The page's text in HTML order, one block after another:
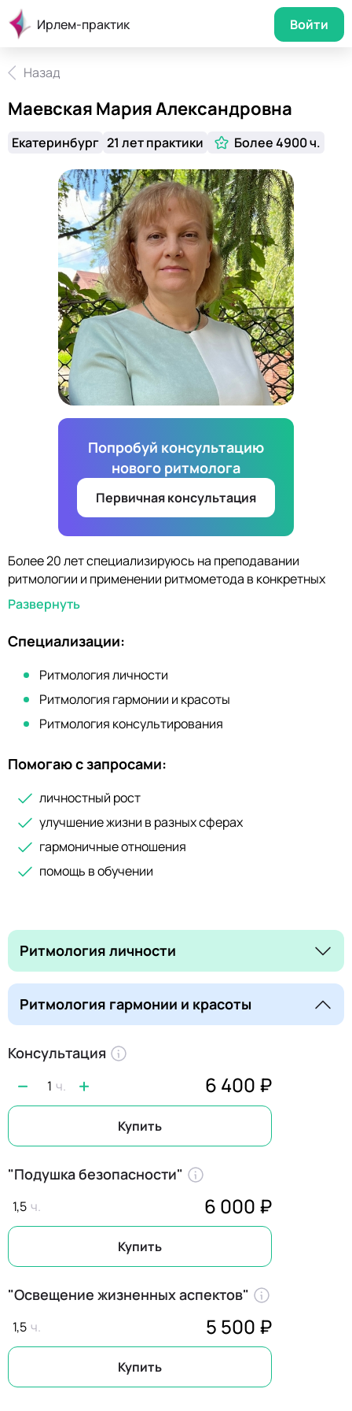
Ирлем-практик Войти
Назад
Попробуй консультацию
нового ритмолога
Первичная консультация
Маевская Мария Александровна
Екатеринбург 21 лет практики Более 4900 ч.
Более 20 лет специализируюсь на преподавании
ритмологии и применении ритмометода в конкретных
ситуациях. Разрабатываю индивидуально углубленные
линии работы, в том числе составляю универсальные
программы ритмологического порядка, где предмет
исследований - собственная жизнь клиента. Изучаю
ритмометод более 30 лет.
Развернуть
Специализации:
Ритмология личности
Ритмология гармонии и красоты
Ритмология консультирования
Помогаю с запросами:
личностный рост
улучшение жизни в разных сферах
гармоничные отношения
помощь в обучении
Ритмология личности
Ритмология гармонии и красоты
Консультация
1 6 400 ₽
Купить
"Подушка безопасности"
1,5 6 000 ₽
Купить
"Освещение жизненных аспектов"
1,5 5 500 ₽
Купить